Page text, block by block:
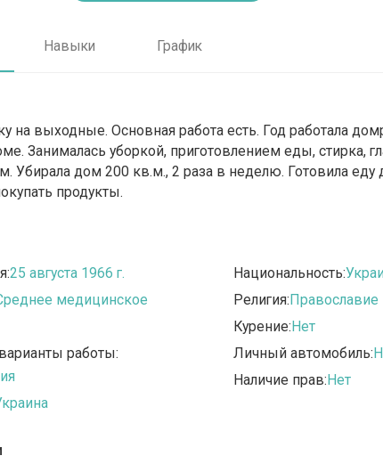
Навыки График
на выходные. Основная работа есть. Год работала
Занималась уборкой, приготовлением еды, стирка,
Убирала дом 200 кв.м., 2 раза в неделю. Готовила еду
продукты.
25 августа 1966 г.
медицинское
работы:
Национальность:
Религия:Православие
Курение:Нет
Личный автомобиль:
Наличие прав:Нет